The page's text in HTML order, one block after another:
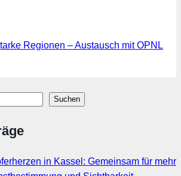
Regionen – Austausch mit OPNL
Suchen
in Kassel: Gemeinsam für mehr